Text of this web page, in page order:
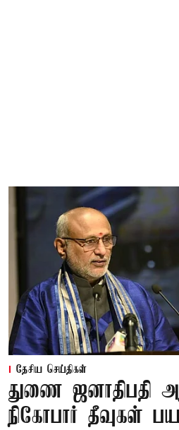
தேசிய செய்திகள்
துணை ஜனாதிபதி
நிகோபார் தீவுகள்